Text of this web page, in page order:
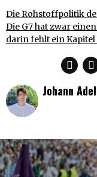
Die Rohstoffpolitik
Die G7 hat zwar
darin fehlt ein
Johann